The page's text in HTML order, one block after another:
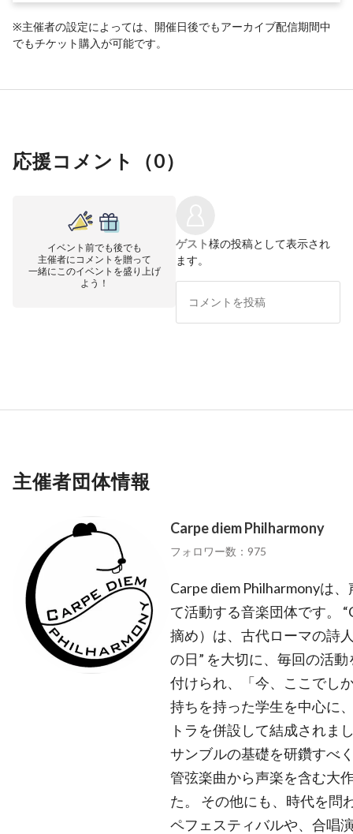
※主催者の設定によっては、開催日後でもアーカイブ配信期間中
でもチケット購入が可能です。
応援コメント（0）
イベント前でも後でも
主催者にコメントを贈って
一緒にこのイベントを盛り上げ
よう！
ゲスト様の投稿として表示され
ます。
主催者団体情報
Carpe diem Philharmony
フォロワー数：975
Carpe diem Philharmonyは
て活動する音楽団体です。
摘め）は、古代ローマの詩
の日” を大切に、毎回の活
付けられ、「今、ここでし
持ちを持った学生を中心に
トラを併設して結成されま
サンブルの基礎を研鑽すべ
管弦楽曲から声楽を含む大
た。 その他にも、時代を問
ペフェスティバルや、合唱